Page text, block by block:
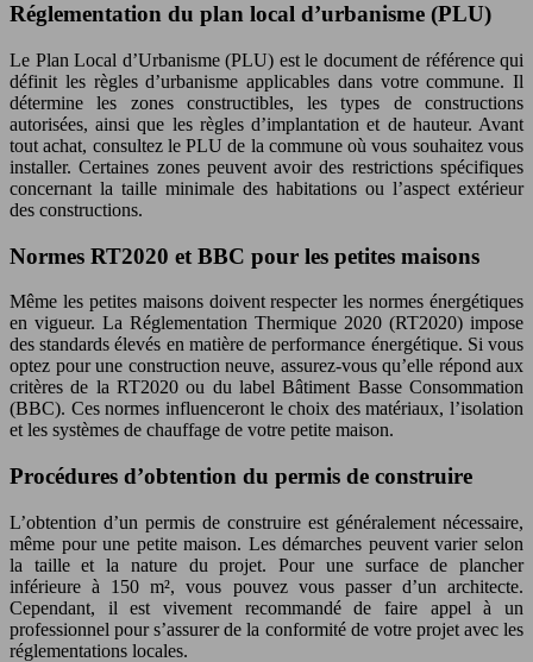
Réglementation du plan local d’urbanisme (PLU)
Le Plan Local d’Urbanisme (PLU) est le document de référence qui
définit les règles d’urbanisme applicables dans votre commune. Il
détermine les zones constructibles, les types de constructions
autorisées, ainsi que les règles d’implantation et de hauteur. Avant
tout achat, consultez le PLU de la commune où vous souhaitez vous
installer. Certaines zones peuvent avoir des restrictions spécifiques
concernant la taille minimale des habitations ou l’aspect extérieur
des constructions.
Normes RT2020 et BBC pour les petites maisons
Même les petites maisons doivent respecter les normes énergétiques
en vigueur. La Réglementation Thermique 2020 (RT2020) impose
des standards élevés en matière de performance énergétique. Si vous
optez pour une construction neuve, assurez-vous qu’elle répond aux
critères de la RT2020 ou du label Bâtiment Basse Consommation
(BBC). Ces normes influenceront le choix des matériaux, l’isolation
et les systèmes de chauffage de votre petite maison.
Procédures d’obtention du permis de construire
L’obtention d’un permis de construire est généralement nécessaire,
même pour une petite maison. Les démarches peuvent varier selon
la taille et la nature du projet. Pour une surface de plancher
inférieure à 150 m², vous pouvez vous passer d’un architecte.
Cependant, il est vivement recommandé de faire appel à un
professionnel pour s’assurer de la conformité de votre projet avec les
réglementations locales.